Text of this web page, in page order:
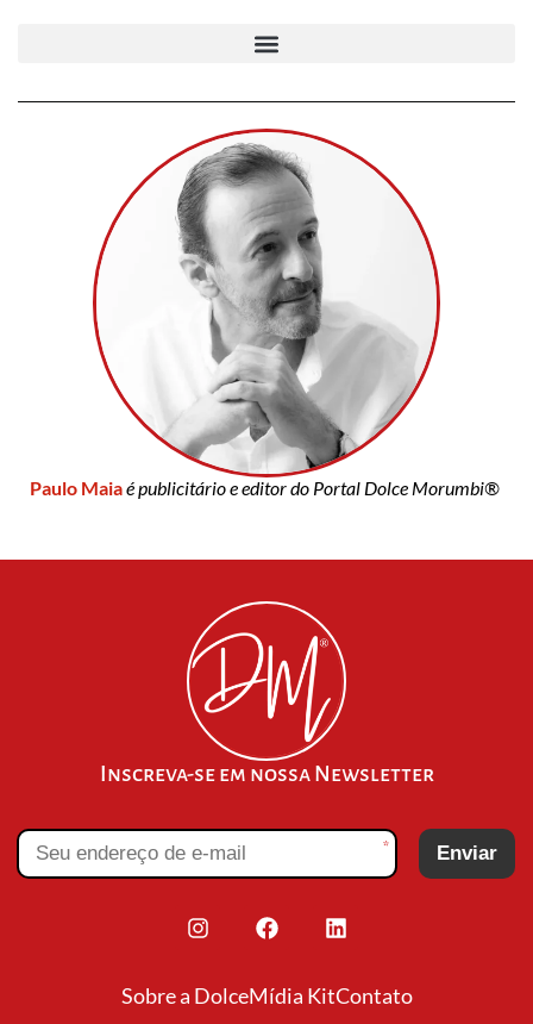
Paulo Maiaé publicitário e editor do Portal Dolce Morumbi®
Inscreva-se em nossa Newsletter
* Enviar
Sobre a DolceMídia KitContato